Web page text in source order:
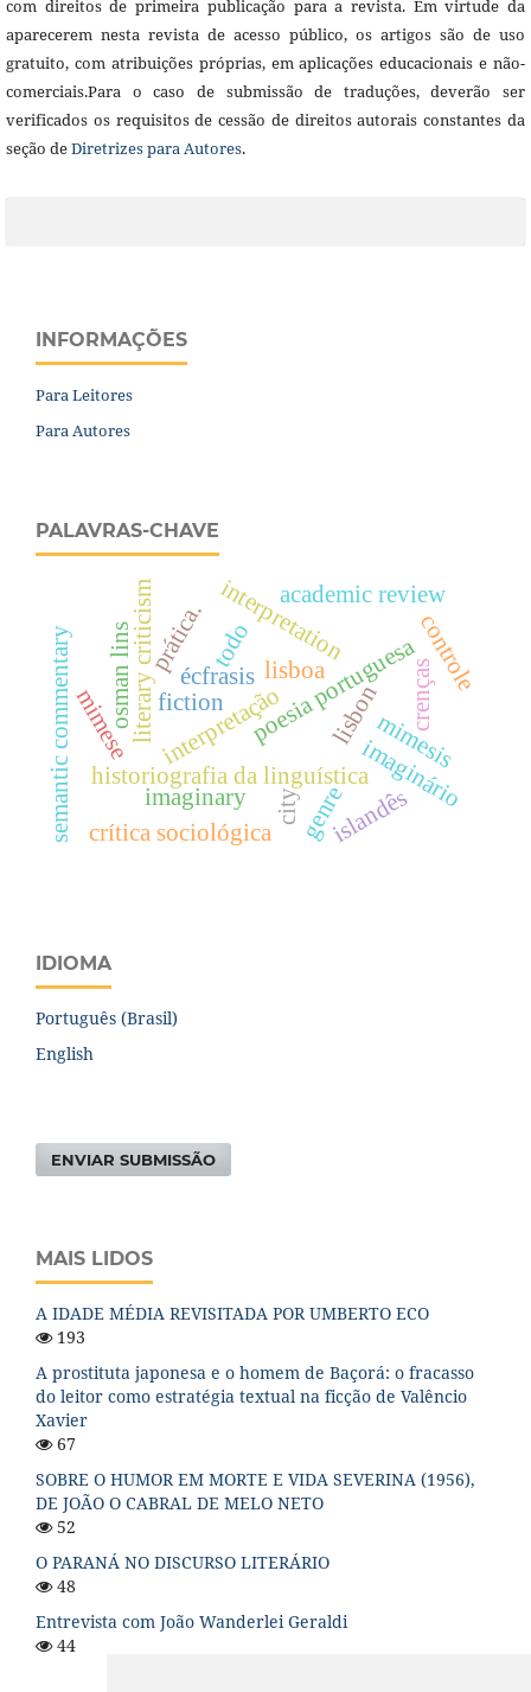
com direitos de primeira publicação para a revista. Em virtude da
aparecerem nesta revista de acesso público, os artigos são de uso
gratuito, com atribuições próprias, em aplicações educacionais e não-
comerciais.Para o caso de submissão de traduções, deverão ser
verificados os requisitos de cessão de direitos autorais constantes da
seção deDiretrizes para Autores.
INFORMAÇÕES
Para Leitores
Para Autores
PALAVRAS-CHAVE
historiografia da linguística
interpretação lisbon
city
imaginary
poesia portuguesa
lisboa
imaginário
interpretation
mimesis
fiction
literary criticism
mimese
écfrasis
crítica sociológica
prática.
crenças
semantic commentary
academic review
genre
osman lins todo
islandês
controle
IDIOMA
Português (Brasil)
English
ENVIAR SUBMISSÃO
MAIS LIDOS
A IDADE MÉDIA REVISITADA POR UMBERTO ECO
193
A prostituta japonesa e o homem de Baçorá: o fracasso
do leitor como estratégia textual na ficção de Valêncio
Xavier
67
SOBRE O HUMOR EM MORTE E VIDA SEVERINA (1956),
DE JOÃO O CABRAL DE MELO NETO
52
O PARANÁ NO DISCURSO LITERÁRIO
48
Entrevista com João Wanderlei Geraldi
44